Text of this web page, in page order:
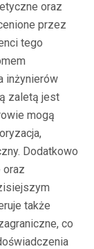
oraz
przez
tego
inżynierów
zaletą jest
mogą
Dodatkowo
oraz
także
co